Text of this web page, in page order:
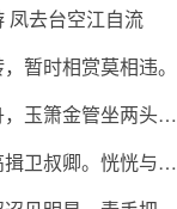
凤去台空江自流
暂时相赏莫相违。
木兰之枻沙棠舟，玉箫金管坐两头。美酒樽中置千斛，载
邀我登云台，高揖卫叔卿。恍恍与之去，驾鸿凌紫冥。